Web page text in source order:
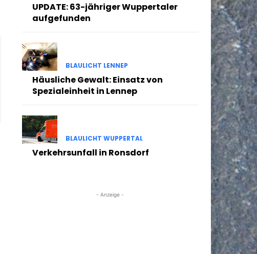
UPDATE: 63-jähriger Wuppertaler
aufgefunden
BLAULICHT LENNEP
Häusliche Gewalt: Einsatz von
Spezialeinheit in Lennep
BLAULICHT WUPPERTAL
Verkehrsunfall in Ronsdorf
- Anzeige -